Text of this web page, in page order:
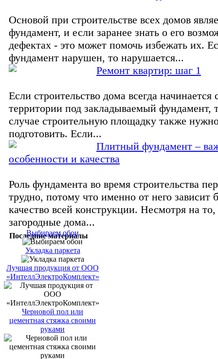
Основой при строительстве всех домов
фундамент, и если заранее знать о его
дефектах - это может помочь избежать их.
фундамент нарушен, то нарушается...
Ремонт квартир: шаг 1
Если строительство дома всегда начинается
территории под закладываемый фундамент,
случае строительную площадку также
подготовить. Если...
Плитный фундамент –
особенности и качества
Роль фундамента во время строительства
трудно, потому что именно от него зависит
качество всей конструкции. Несмотря на то,
загородные дома...
Последние материалы
Выбираем обои
Укладка паркета
Лучшая продукция от ООО
«ИнтеллЭлектроКомплект»
Черновой пол или
цементная стяжка своими
руками